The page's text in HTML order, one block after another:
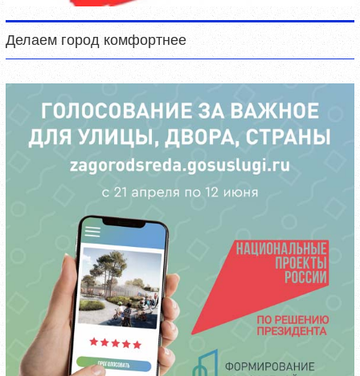
Делаем город комфортнее